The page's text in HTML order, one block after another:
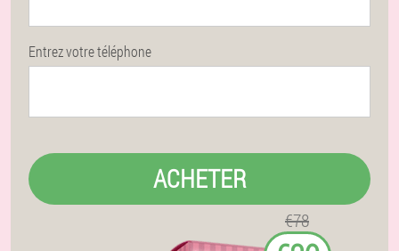
Entrez votre téléphone
ACHETER
€78